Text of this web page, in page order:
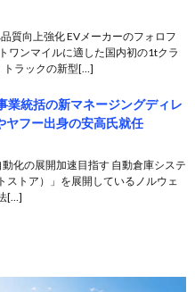
質向上強化 EVメーカーのフォロフ
ワンマイルに適した国内初の1tクラ
トラックの新型[…]
統括の新マネージングディレ
ヤフー出身の安高氏就任
化の展開加速目指す 自動倉庫システ
ストア）」を展開しているノルウェ
[…]